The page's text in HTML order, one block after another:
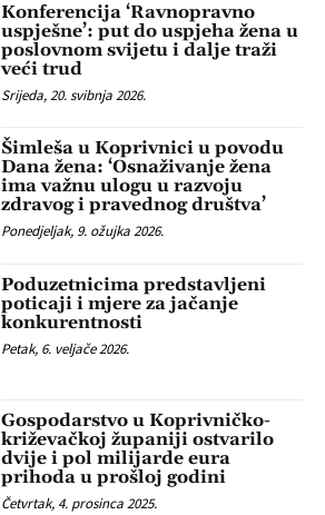
Konferencija ‘Ravnopravno
uspješne’: put do uspjeha žena u
poslovnom svijetu i dalje traži
veći trud
Srijeda, 20. svibnja 2026.
Šimleša u Koprivnici u povodu
Dana žena: ‘Osnaživanje žena
ima važnu ulogu u razvoju
zdravog i pravednog društva’
Ponedjeljak, 9. ožujka 2026.
Poduzetnicima predstavljeni
poticaji i mjere za jačanje
konkurentnosti
Petak, 6. veljače 2026.
Gospodarstvo u Koprivničko-
križevačkoj županiji ostvarilo
dvije i pol milijarde eura
prihoda u prošloj godini
Četvrtak, 4. prosinca 2025.